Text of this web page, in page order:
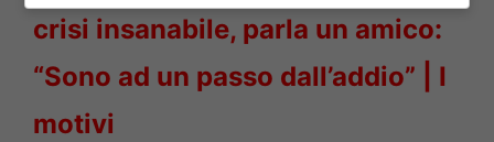
crisi insanabile, parla un amico:
“Sono ad un passo dall’addio” | I
motivi